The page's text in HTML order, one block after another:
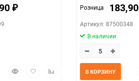
₽
БыстрыйДобавитьДобавить
Розница 183,90
Артикул: 87500348
В наличии
В КОРЗИНУ